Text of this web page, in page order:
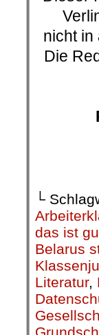
Okt.
13
on
.
5.
In der